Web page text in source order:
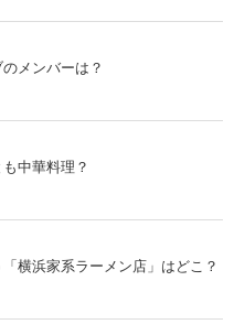
メンバーは？
中華料理？
横浜家系ラーメン店」はどこ？